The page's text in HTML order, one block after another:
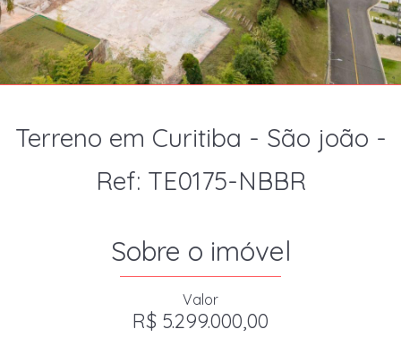
Terreno em Curitiba - São joão -
Ref: TE0175-NBBR
Sobre o imóvel
Valor
R$ 5.299.000,00